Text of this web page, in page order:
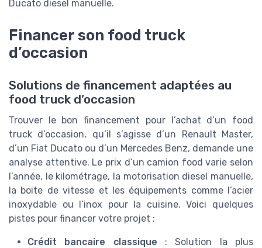
Ducato diesel manuelle.
Financer son food truck
d’occasion
Solutions de financement adaptées au
food truck d’occasion
Trouver le bon financement pour l’achat d’un food
truck d’occasion, qu’il s’agisse d’un Renault Master,
d’un Fiat Ducato ou d’un Mercedes Benz, demande une
analyse attentive. Le prix d’un camion food varie selon
l’année, le kilométrage, la motorisation diesel manuelle,
la boite de vitesse et les équipements comme l’acier
inoxydable ou l’inox pour la cuisine. Voici quelques
pistes pour financer votre projet :
Crédit bancaire classique : Solution la plus